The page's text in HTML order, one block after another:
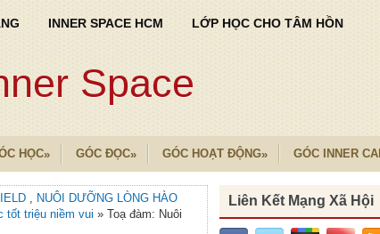
INNER SPACE HCM LỚP HỌC CHO TÂM HỒN
Space
HỌC» GÓC ĐỌC» GÓC HOẠT ĐỘNG» GÓC INNER
, NUÔI DƯỠNG LÒNG HÀO
tốt triệu niềm vui » Toạ đàm: Nuôi
Liên Kết Mạng Xã Hội